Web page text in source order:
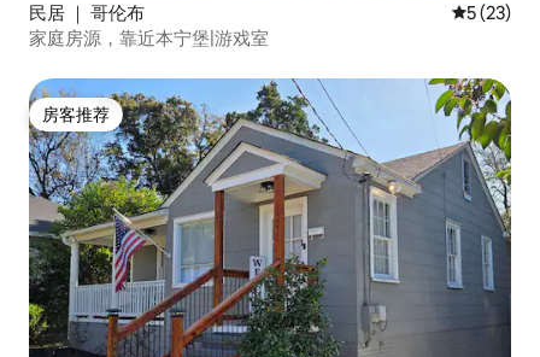
民居 ｜ 哥伦布 平均评分
5 (23)
家庭房源，靠近本宁堡|游戏室
房客推荐
房客推荐